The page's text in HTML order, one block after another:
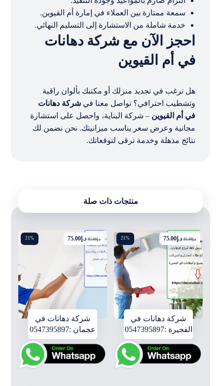
سمعة ممتازة بين العملاء في إمارة أم القيوين.
خدمة شاملة من الاستشارة إلى التسليم النهائي.
احجز الآن مع شركة دهانات
في أم القيوين
هل ترغب في تجديد منزلك أو مكتبك بألوان راقية
وتشطيب احترافي؟ تواصل معنا فيشركة دهانات
في أم القيوين – شركة البناية، واحصل على استشارة
مجانية وعرض سعر يناسب ميزانيتك. نحن نضمن لك
نتائج مذهلة وخدمة ترقى لتوقعاتك.
منتجات ذات صلة
21%
شركة دهانات في
الفجيرة :0547395897
د.إ95.00 د.إ75.00
21%
شركة دهانات في
عجمان :0547395897
د.إ95.00 د.إ75.00